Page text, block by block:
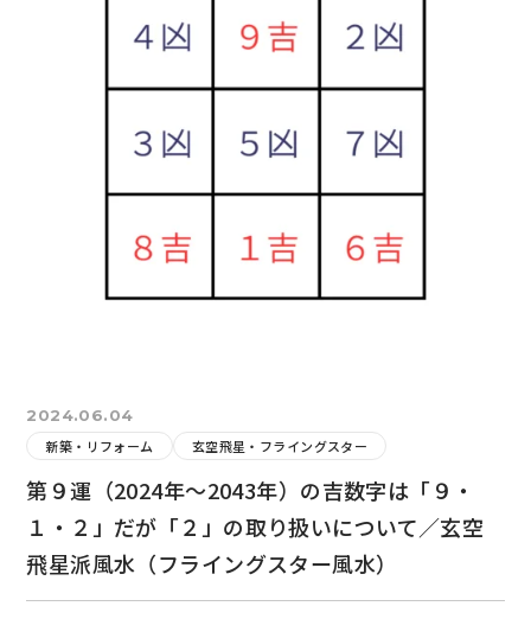
2024.06.04
新築・リフォーム
玄空飛星・フライングスター
第９運（2024年～2043年）の吉数字は「９・
１・２」だが「２」の取り扱いについて／玄空
飛星派風水（フライングスター風水）